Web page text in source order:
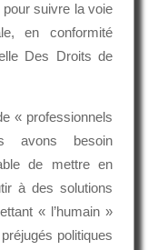
pour suivre la voie
en conformité
Des Droits de
« professionnels
avons besoin
de mettre en
à des solutions
« l’humain »
politiques